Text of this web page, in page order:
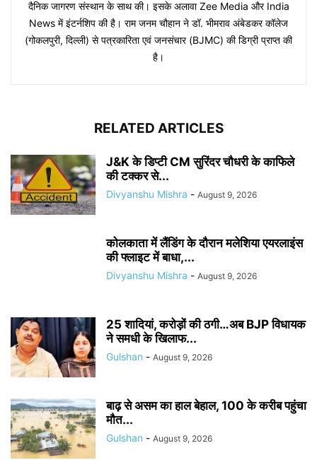
दैनिक जागरण संस्थान के साथ की। इसके अलावा Zee Media और India
News में इंटर्नशिप की है। राम जनम चौहान ने डॉ. भीमराव अंबेडकर कॉलेज
(गोकलपुरी, दिल्ली) से पत्रकारिता एवं जनसंचार (BJMC) की डिग्री प्राप्त की
है।
RELATED ARTICLES
J&K के डिप्टी CM सुरिंदर चौधरी के काफिले
की टक्कर से...
Divyanshu Mishra - August 9, 2026
कोलकाता में लैंडिंग के दौरान मलेशिया एयरलाइंस
की फ्लाइट में बाधा,...
Divyanshu Mishra - August 9, 2026
25 शादियां, करोड़ों की ठगी…अब BJP विधायक
ने समधी के खिलाफ...
Gulshan - August 9, 2026
बाढ़ से असम का हाल बेहाल, 100 के करीब पहुंचा
मौत...
Gulshan - August 9, 2026